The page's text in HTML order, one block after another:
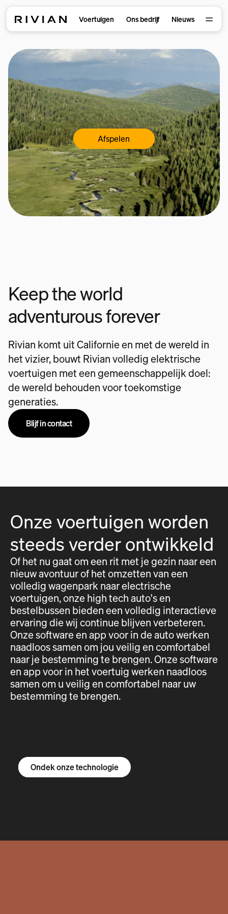
Voertuigen Ons bedrijf Nieuws
Afspelen
Keep the world
adventurous forever
Rivian komt uit Californie en met de wereld in
het vizier, bouwt Rivian volledig elektrische
voertuigen met een gemeenschappelijk doel:
de wereld behouden voor toekomstige
generaties.
Blijf in contact
Onze voertuigen worden
steeds verder ontwikkeld
Of het nu gaat om een rit met je gezin naar een
nieuw avontuur of het omzetten van een
volledig wagenpark naar electrische
voertuigen, onze high tech auto's en
bestelbussen bieden een volledig interactieve
ervaring die wij continue blijven verbeteren.
Onze software en app voor in de auto werken
naadloos samen om jou veilig en comfortabel
naar je bestemming te brengen. Onze software
en app voor in het voertuig werken naadloos
samen om u veilig en comfortabel naar uw
bestemming te brengen.
Ontdek de R1S
Ontdek de R1T
Ontdek de bestelbus
Ondek onze technologie